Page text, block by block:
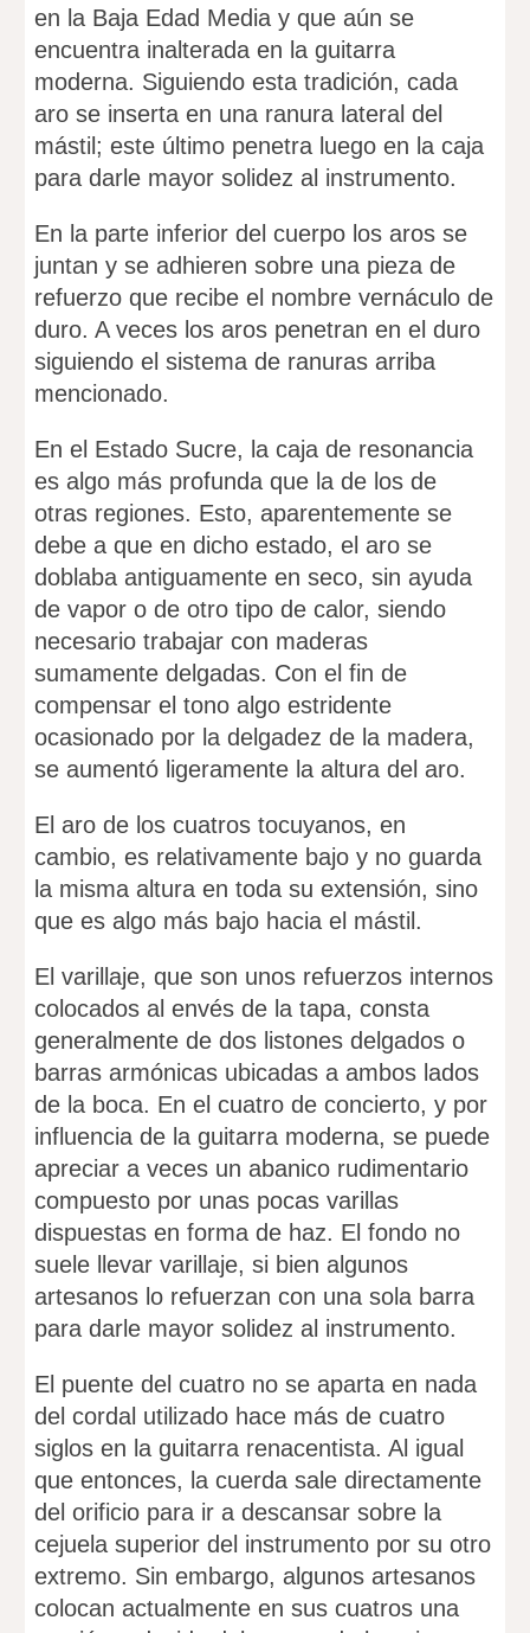
en la Baja Edad Media y que aún se
encuentra inalterada en la guitarra
moderna. Siguiendo esta tradición, cada
aro se inserta en una ranura lateral del
mástil; este último penetra luego en la caja
para darle mayor solidez al instrumento.
En la parte inferior del cuerpo los aros se
juntan y se adhieren sobre una pieza de
refuerzo que recibe el nombre vernáculo de
duro. A veces los aros penetran en el duro
siguiendo el sistema de ranuras arriba
mencionado.
En el Estado Sucre, la caja de resonancia
es algo más profunda que la de los de
otras regiones. Esto, aparentemente se
debe a que en dicho estado, el aro se
doblaba antiguamente en seco, sin ayuda
de vapor o de otro tipo de calor, siendo
necesario trabajar con maderas
sumamente delgadas. Con el fin de
compensar el tono algo estridente
ocasionado por la delgadez de la madera,
se aumentó ligeramente la altura del aro.
El aro de los cuatros tocuyanos, en
cambio, es relativamente bajo y no guarda
la misma altura en toda su extensión, sino
que es algo más bajo hacia el mástil.
El varillaje, que son unos refuerzos internos
colocados al envés de la tapa, consta
generalmente de dos listones delgados o
barras armónicas ubicadas a ambos lados
de la boca. En el cuatro de concierto, y por
influencia de la guitarra moderna, se puede
apreciar a veces un abanico rudimentario
compuesto por unas pocas varillas
dispuestas en forma de haz. El fondo no
suele llevar varillaje, si bien algunos
artesanos lo refuerzan con una sola barra
para darle mayor solidez al instrumento.
El puente del cuatro no se aparta en nada
del cordal utilizado hace más de cuatro
siglos en la guitarra renacentista. Al igual
que entonces, la cuerda sale directamente
del orificio para ir a descansar sobre la
cejuela superior del instrumento por su otro
extremo. Sin embargo, algunos artesanos
colocan actualmente en sus cuatros una